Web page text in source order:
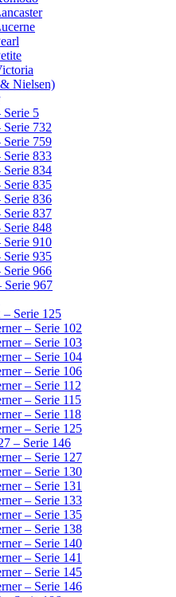
Nielsen)
Serie 5
732
Serie 759
Serie 833
Serie 834
Serie 835
Serie 836
Serie 837
Serie 848
Serie 910
Serie 935
Serie 966
Serie 967
– Serie 125
– Serie 102
– Serie 103
– Serie 104
– Serie 106
– Serie 112
– Serie 115
– Serie 118
– Serie 125
– Serie 146
– Serie 127
– Serie 130
– Serie 131
– Serie 133
– Serie 135
– Serie 138
– Serie 140
– Serie 141
– Serie 145
– Serie 146